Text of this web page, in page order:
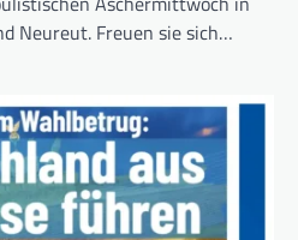
Neureut. Freuen sie sich…